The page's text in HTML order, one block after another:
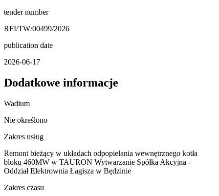
tender number
RFI/TW/00499/2026
publication date
2026-06-17
Dodatkowe informacje
Wadium
Nie określono
Zakres usług
Remont bieżący w układach odpopielania wewnętrznego kotła
bloku 460MW w TAURON Wytwarzanie Spółka Akcyjna -
Oddział Elektrownia Łagisza w Będzinie
Zakres czasu